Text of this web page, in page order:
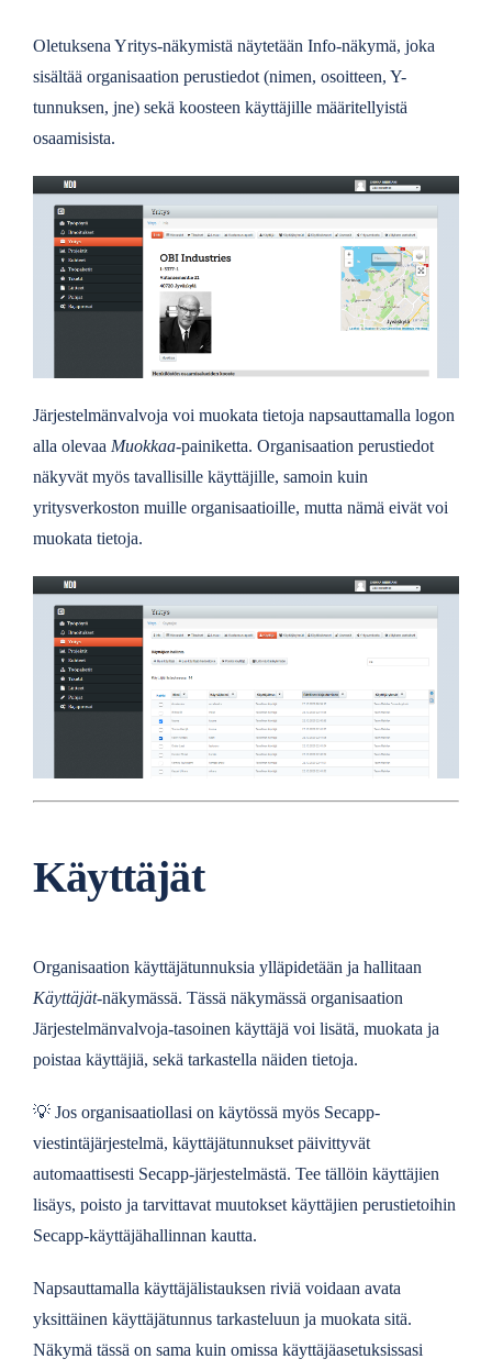
Oletuksena Yritys-näkymistä näytetään Info-näkymä, joka
sisältää organisaation perustiedot (nimen, osoitteen, Y-
tunnuksen, jne) sekä koosteen käyttäjille määritellyistä
osaamisista.
Järjestelmänvalvoja voi muokata tietoja napsauttamalla logon
alla olevaa Muokkaa-painiketta. Organisaation perustiedot
näkyvät myös tavallisille käyttäjille, samoin kuin
yritysverkoston muille organisaatioille, mutta nämä eivät voi
muokata tietoja.
Käyttäjät
Organisaation käyttäjätunnuksia ylläpidetään ja hallitaan
Käyttäjät-näkymässä. Tässä näkymässä organisaation
Järjestelmänvalvoja-tasoinen käyttäjä voi lisätä, muokata ja
poistaa käyttäjiä, sekä tarkastella näiden tietoja.
💡 Jos organisaatiollasi on käytössä myös Secapp-
viestintäjärjestelmä, käyttäjätunnukset päivittyvät
automaattisesti Secapp-järjestelmästä. Tee tällöin käyttäjien
lisäys, poisto ja tarvittavat muutokset käyttäjien perustietoihin
Secapp-käyttäjähallinnan kautta.
Napsauttamalla käyttäjälistauksen riviä voidaan avata
yksittäinen käyttäjätunnus tarkasteluun ja muokata sitä.
Näkymä tässä on sama kuin omissa käyttäjäasetuksissasi